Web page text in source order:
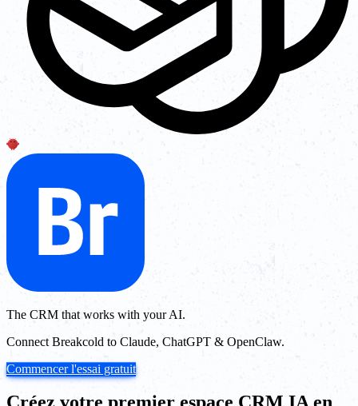
The CRM that works with your AI.
Connect Breakcold to Claude, ChatGPT & OpenClaw.
Commencer l'essai gratuit